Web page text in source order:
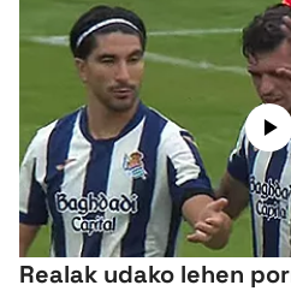
Realak udako lehen